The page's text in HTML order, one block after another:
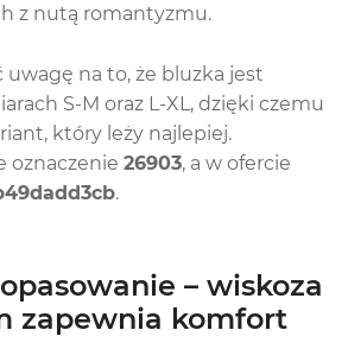
z nutą romantyzmu.
na to, że bluzka jest
S-M oraz L-XL, dzięki czemu
który leży najlepiej.
oznaczenie 26903, a w ofercie
.
– wiskoza
zapewnia komfort